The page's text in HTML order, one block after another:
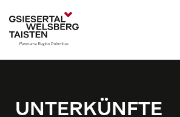
UNTERKÜNFTE